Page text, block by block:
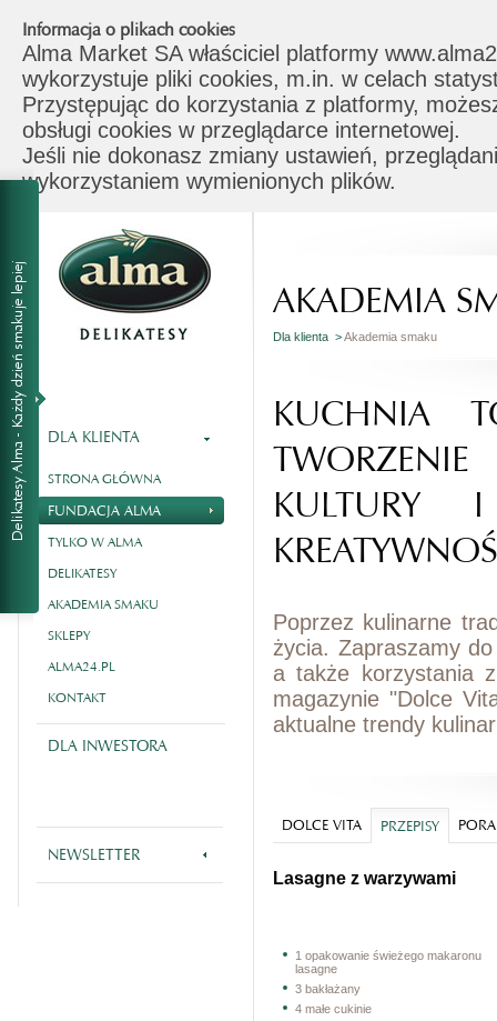
Informacja o plikach cookies
Alma Market SA właściciel platformy
wykorzystuje pliki cookies, m.in. w celach
Przystępując do korzystania z platformy,
obsługi cookies w przeglądarce internetowej.
Jeśli nie dokonasz zmiany ustawień,
wykorzystaniem wymienionych plików.
DLA KLIENTA
STRONA GŁÓWNA
FUNDACJA ALMA
TYLKO W ALMA
DELIKATESY
AKADEMIA SMAKU
SKLEPY
ALMA24.PL
KONTAKT
DLA INWESTORA
NEWSLETTER
AKADEMIA
Dla klienta >Akademia smaku
KUCHNIA
KULTURY I
Poprzez kulinarne
życia. Zapraszamy
a także korzystania
magazynie "Dolce
aktualne trendy
DOLCE VITA PRZEPISY
Lasagne z warzywami
1 opakowanie świeżego makaronu
lasagne
3 bakłażany
4 małe cukinie